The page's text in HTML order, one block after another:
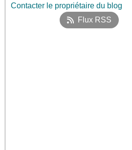
Contacter le propriétaire du blog
Flux RSS